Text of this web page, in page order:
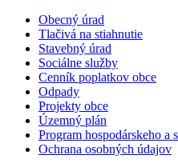
Obecný úrad
Tlačivá na stiahnutie
Stavebný úrad
Sociálne služby
Cenník poplatkov obce
Odpady
Projekty obce
Územný plán
Program hospodárskeho a
Ochrana osobných údajov